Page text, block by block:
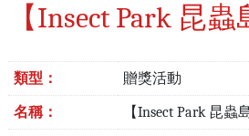
【Insect Park 昆
類型： 贈獎活動
名稱： 【Insect Park 昆